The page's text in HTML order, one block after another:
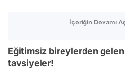
İçeriğin Devamı
Eğitimsiz bireylerden
tavsiyeler!